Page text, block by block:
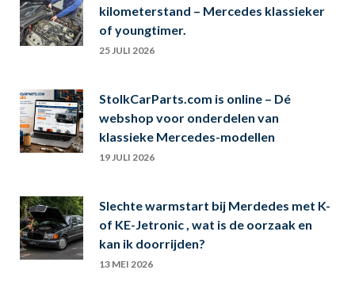
kilometerstand – Mercedes klassieker
of youngtimer.
25 JULI 2026
StolkCarParts.com is online – Dé
webshop voor onderdelen van
klassieke Mercedes-modellen
19 JULI 2026
Slechte warmstart bij Merdedes met K-
of KE-Jetronic , wat is de oorzaak en
kan ik doorrijden?
13 MEI 2026